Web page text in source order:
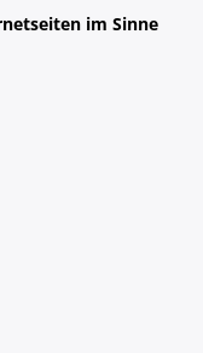
im Sinne